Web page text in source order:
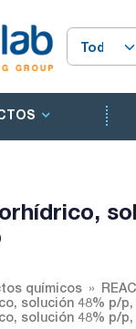
químicos
solución 48% p/
solución 48% p/